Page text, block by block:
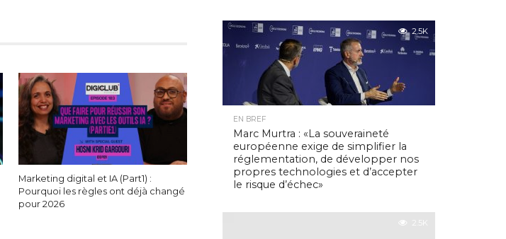
Marketing digital et IA (Part1) :
Pourquoi les règles ont déjà changé
pour 2026
2.5K
EN BREF
Marc Murtra : «La souveraineté
européenne exige de simplifier la
réglementation, de développer nos
propres technologies et d’accepter
le risque d’échec»
2.5K